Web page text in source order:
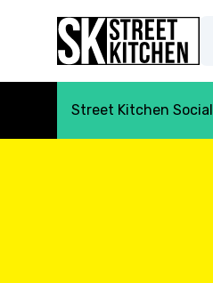
Street Kitchen Social